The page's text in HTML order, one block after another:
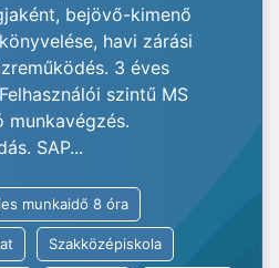
bejövő-kimenő
havi zárási
3 éves
szintű MS
munkavégzés.
SAP...
munkaidő 8 óra
Szakközépiskola